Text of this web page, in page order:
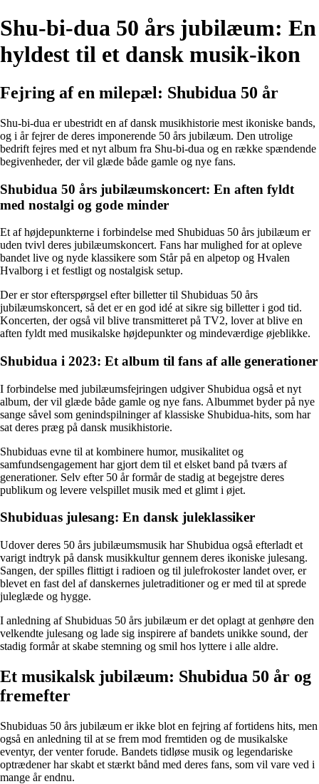
Shu-bi-dua 50 års jubilæum: En
hyldest til et dansk musik-ikon
Fejring af en milepæl: Shubidua 50 år
Shu-bi-dua er ubestridt en af dansk musikhistorie mest ikoniske bands,
og i år fejrer de deres imponerende 50 års jubilæum. Den utrolige
bedrift fejres med et nyt album fra Shu-bi-dua og en række spændende
begivenheder, der vil glæde både gamle og nye fans.
Shubidua 50 års jubilæumskoncert: En aften fyldt
med nostalgi og gode minder
Et af højdepunkterne i forbindelse med Shubiduas 50 års jubilæum er
uden tvivl deres jubilæumskoncert. Fans har mulighed for at opleve
bandet live og nyde klassikere som Står på en alpetop og Hvalen
Hvalborg i et festligt og nostalgisk setup.
Der er stor efterspørgsel efter billetter til Shubiduas 50 års
jubilæumskoncert, så det er en god idé at sikre sig billetter i god tid.
Koncerten, der også vil blive transmitteret på TV2, lover at blive en
aften fyldt med musikalske højdepunkter og mindeværdige øjeblikke.
Shubidua i 2023: Et album til fans af alle generationer
I forbindelse med jubilæumsfejringen udgiver Shubidua også et nyt
album, der vil glæde både gamle og nye fans. Albummet byder på nye
sange såvel som genindspilninger af klassiske Shubidua-hits, som har
sat deres præg på dansk musikhistorie.
Shubiduas evne til at kombinere humor, musikalitet og
samfundsengagement har gjort dem til et elsket band på tværs af
generationer. Selv efter 50 år formår de stadig at begejstre deres
publikum og levere velspillet musik med et glimt i øjet.
Shubiduas julesang: En dansk juleklassiker
Udover deres 50 års jubilæumsmusik har Shubidua også efterladt et
varigt indtryk på dansk musikkultur gennem deres ikoniske julesang.
Sangen, der spilles flittigt i radioen og til julefrokoster landet over, er
blevet en fast del af danskernes juletraditioner og er med til at sprede
juleglæde og hygge.
I anledning af Shubiduas 50 års jubilæum er det oplagt at genhøre den
velkendte julesang og lade sig inspirere af bandets unikke sound, der
stadig formår at skabe stemning og smil hos lyttere i alle aldre.
Et musikalsk jubilæum: Shubidua 50 år og
fremefter
Shubiduas 50 års jubilæum er ikke blot en fejring af fortidens hits, men
også en anledning til at se frem mod fremtiden og de musikalske
eventyr, der venter forude. Bandets tidløse musik og legendariske
optrædener har skabt et stærkt bånd med deres fans, som vil vare ved i
mange år endnu.